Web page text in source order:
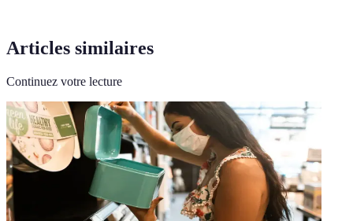
Articles similaires
Continuez votre lecture